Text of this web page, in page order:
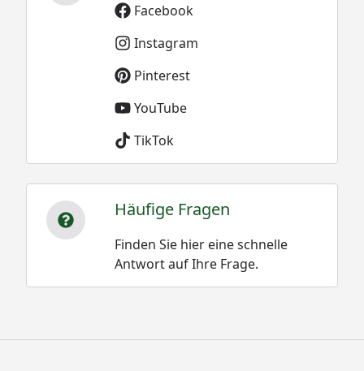
Facebook
Instagram
Pinterest
YouTube
TikTok
Häufige Fragen
Finden Sie hier eine schnelle
Antwort auf Ihre Frage.